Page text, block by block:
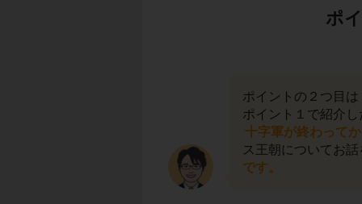
ポ
ポイントの２つ目
ポイント１で紹介
十字軍が終わって
ス王朝についてお
です。